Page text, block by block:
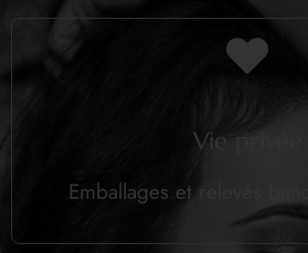
Vie privée
Emballages et relevés